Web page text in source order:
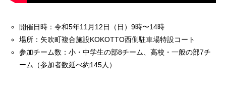
開催日時：令和5年11月12日（日）9時〜14時
場所：矢吹町複合施設KOKOTTO西側駐車場特設コート
参加チーム数：小・中学生の部8チーム、高校・一般の部7チ
ーム（参加者数延べ約145人）